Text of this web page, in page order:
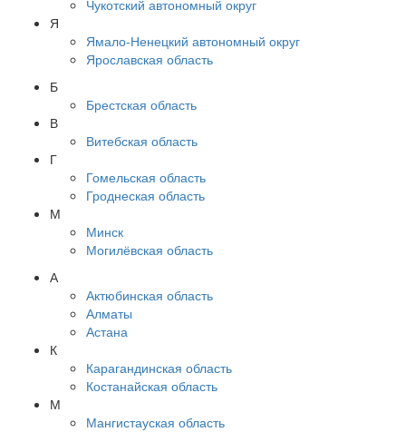
Чукотский автономный округ
Я
Ямало-Ненецкий автономный округ
Ярославская область
Б
Брестская область
В
Витебская область
Г
Гомельская область
Гроднеская область
М
Минск
Могилёвская область
А
Актюбинская область
Алматы
Астана
К
Карагандинская область
Костанайская область
М
Мангистауская область